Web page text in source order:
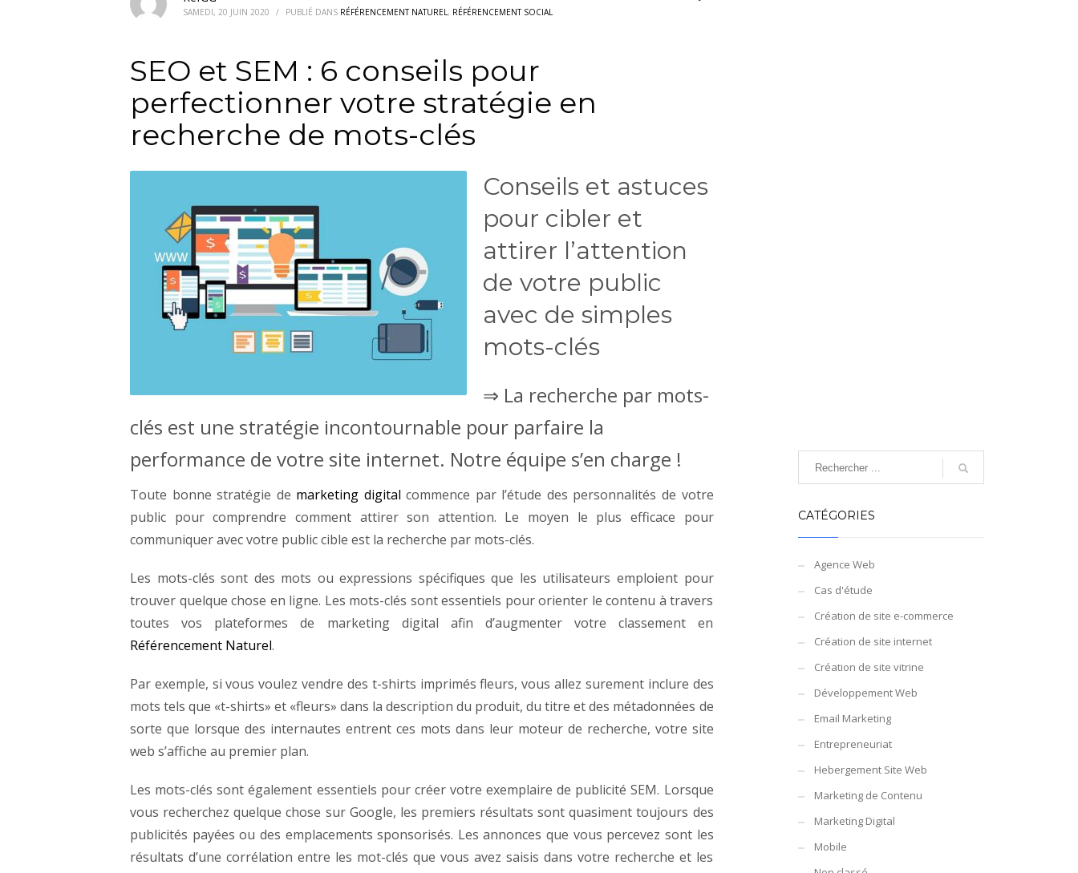
SAMEDI, 20 JUIN 2020 / PUBLIÉ DANS RÉFÉRENCEMENT NATUREL, RÉFÉRENCEMENT SOCIAL
SEO et SEM : 6 conseils pour
perfectionner votre stratégie en
recherche de mots-clés
Conseils et astuces
pour cibler et
attirer l’attention
de votre public
avec de simples
mots-clés
⇒ La recherche par mots-
clés est une stratégie incontournable pour parfaire la
performance de votre site internet. Notre équipe s’en charge !
Toute bonne stratégie de marketing digital commence par l’étude des personnalités de votre
public pour comprendre comment attirer son attention. Le moyen le plus efficace pour
communiquer avec votre public cible est la recherche par mots-clés.
Les mots-clés sont des mots ou expressions spécifiques que les utilisateurs emploient pour
trouver quelque chose en ligne. Les mots-clés sont essentiels pour orienter le contenu à travers
toutes vos plateformes de marketing digital afin d’augmenter votre classement en
Référencement Naturel.
Par exemple, si vous voulez vendre des t-shirts imprimés fleurs, vous allez surement inclure des
mots tels que «t-shirts» et «fleurs» dans la description du produit, du titre et des métadonnées de
sorte que lorsque des internautes entrent ces mots dans leur moteur de recherche, votre site
web s’affiche au premier plan.
Les mots-clés sont également essentiels pour créer votre exemplaire de publicité SEM. Lorsque
vous recherchez quelque chose sur Google, les premiers résultats sont quasiment toujours des
publicités payées ou des emplacements sponsorisés. Les annonces que vous percevez sont les
résultats d’une corrélation entre les mot-clés que vous avez saisis dans votre recherche et les
CATÉGORIES
Agence Web
Cas d'étude
Création de site e-commerce
Création de site internet
Création de site vitrine
Développement Web
Email Marketing
Entrepreneuriat
Hebergement Site Web
Marketing de Contenu
Marketing Digital
Mobile